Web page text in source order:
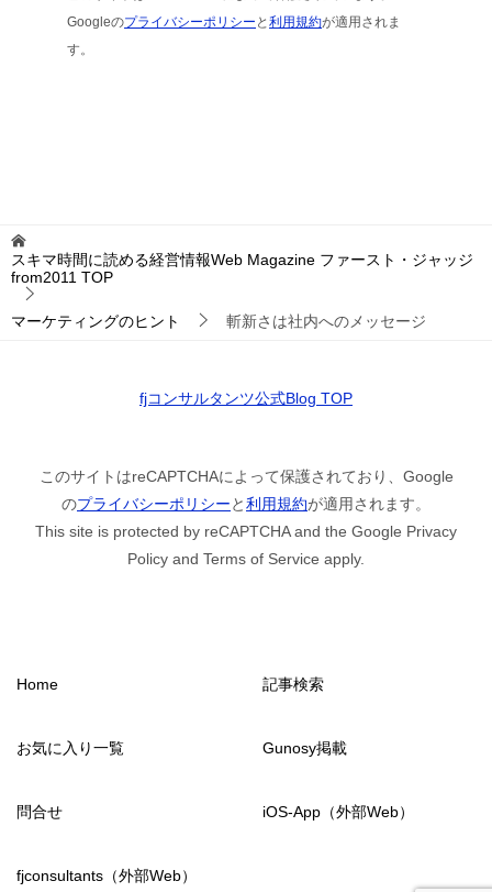
Googleのプライバシーポリシー と利用規約が適用されま
す。
スキマ時間に読める経営情報Web Magazine ファースト・ジャッジ
from2011 TOP
マーケティングのヒント 斬新さは社内へのメッセージ
fjコンサルタンツ公式Blog TOP
このサイトはreCAPTCHAによって保護されており、Google
のプライバシーポリシーと利用規約が適用されます。
This site is protected by reCAPTCHA and the Google Privacy
Policy and Terms of Service apply.
Home 記事検索
お気に入り一覧 Gunosy掲載
問合せ iOS-App（外部Web）
fjconsultants（外部Web）